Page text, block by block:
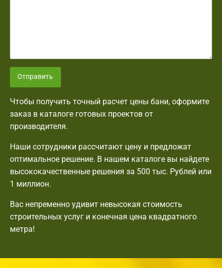
Отправить
Чтобы получить точный расчет цены бани, оформите
заказ в каталоге готовых проектов от
производителя.
Наши сотрудники рассчитают цену и предложат
оптимальное решение. В нашем каталоге вы найдете
высококачественные решения за 500 тыс. Рублей или
1 миллион.
Вас непременно удивит невысокая стоимость
строительных услуг и конечная цена квадратного
метра!